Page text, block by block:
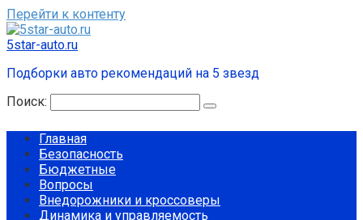
Перейти к контенту
5star-auto.ru
Подборки авто рекомендаций на 5 звезд
Поиск:
Главная
Безопасность
Бюджетные
Вопросы
Внедорожники и кроссоверы
Динамика и управляемость